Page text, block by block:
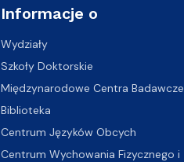
Informacje o
Wydziały
Szkoły Doktorskie
Międzynarodowe Centra Badawcze
Biblioteka
Centrum Języków Obcych
Centrum Wychowania Fizycznego i